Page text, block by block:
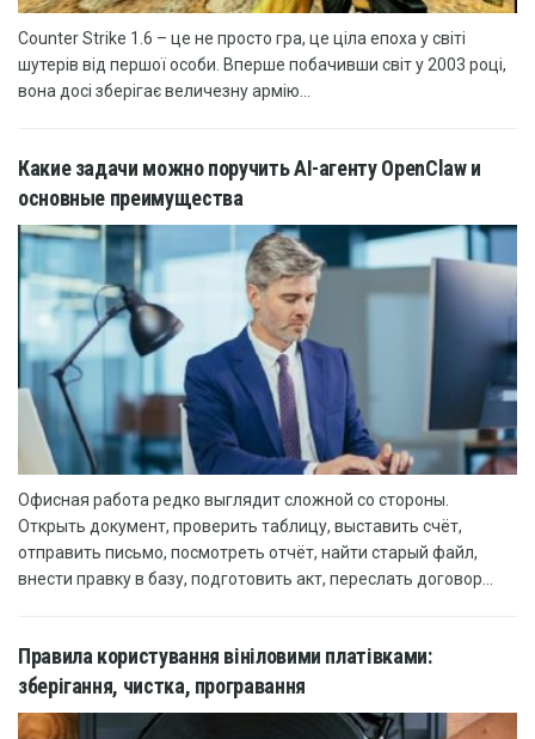
Counter Strike 1.6 – це не просто гра, це ціла епоха у світі
шутерів від першої особи. Вперше побачивши світ у 2003 році,
вона досі зберігає величезну армію...
Какие задачи можно поручить AI-агенту OpenClaw и
основные преимущества
Офисная работа редко выглядит сложной со стороны.
Открыть документ, проверить таблицу, выставить счёт,
отправить письмо, посмотреть отчёт, найти старый файл,
внести правку в базу, подготовить акт, переслать договор...
Правила користування вініловими платівками:
зберігання, чистка, програвання